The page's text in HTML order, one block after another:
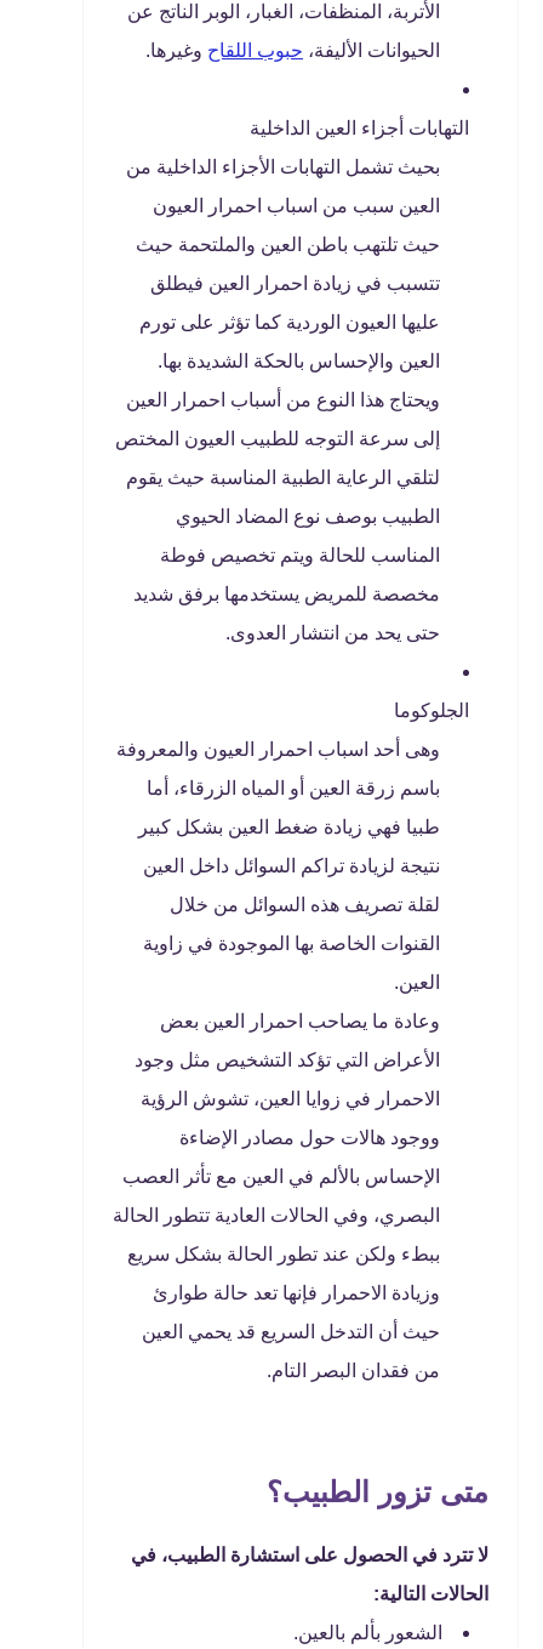
الأتربة، المنظفات، الغبار، الوبر الناتج عن
الحيوانات الأليفة، حبوب اللقاح وغيرها.
التهابات أجزاء العين الداخلية
بحيث تشمل التهابات الأجزاء الداخلية من
العين سبب من اسباب احمرار العيون
حيث تلتهب باطن العين والملتحمة حيث
تتسبب في زيادة احمرار العين فيطلق
عليها العيون الوردية كما تؤثر على تورم
العين والإحساس بالحكة الشديدة بها.
ويحتاج هذا النوع من أسباب احمرار العين
إلى سرعة التوجه للطبيب العيون المختص
لتلقي الرعاية الطبية المناسبة حيث يقوم
الطبيب بوصف نوع المضاد الحيوي
المناسب للحالة ويتم تخصيص فوطة
مخصصة للمريض يستخدمها برفق شديد
حتى يحد من انتشار العدوى.
الجلوكوما
وهى أحد اسباب احمرار العيون والمعروفة
باسم زرقة العين أو المياه الزرقاء، أما
طبيا فهي زيادة ضغط العين بشكل كبير
نتيجة لزيادة تراكم السوائل داخل العين
لقلة تصريف هذه السوائل من خلال
القنوات الخاصة بها الموجودة في زاوية
العين.
وعادة ما يصاحب احمرار العين بعض
الأعراض التي تؤكد التشخيص مثل وجود
الاحمرار في زوايا العين، تشوش الرؤية
ووجود هالات حول مصادر الإضاءة
الإحساس بالألم في العين مع تأثر العصب
البصري، وفي الحالات العادية تتطور الحالة
ببطء ولكن عند تطور الحالة بشكل سريع
وزيادة الاحمرار فإنها تعد حالة طوارئ
حيث أن التدخل السريع قد يحمي العين
من فقدان البصر التام.
متى تزور الطبيب؟
لا تترد في الحصول على استشارة الطبيب، في
الحالات التالية:
الشعور ب​ألم بالعين.